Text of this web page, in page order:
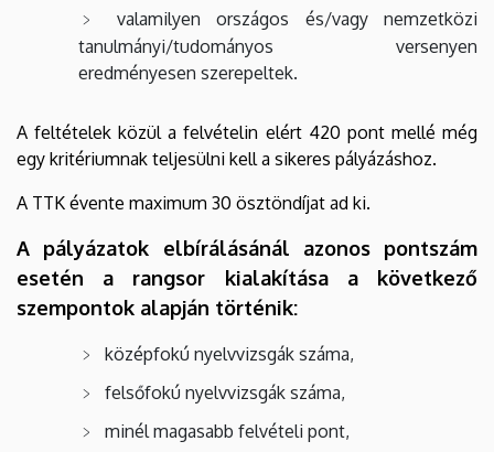
valamilyen országos és/vagy nemzetközi
tanulmányi/tudományos versenyen
eredményesen szerepeltek.
A feltételek közül a felvételin elért 420 pont mellé még
egy kritériumnak teljesülni kell a sikeres pályázáshoz.
A TTK évente maximum 30 ösztöndíjat ad ki.
A pályázatok elbírálásánál azonos pontszám
esetén a rangsor kialakítása a következő
szempontok alapján történik:
középfokú nyelvvizsgák száma,
felsőfokú nyelvvizsgák száma,
minél magasabb felvételi pont,